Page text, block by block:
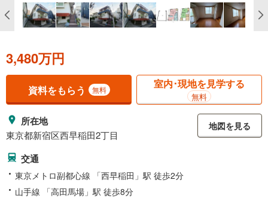
3,480万円
資料をもらう 無料 室内･現地を見学する
無料
所在地
東京都新宿区西早稲田2丁目
地図を見る
交通
東京メトロ副都心線 「西早稲田」駅 徒歩2分
山手線 「高田馬場」駅 徒歩8分